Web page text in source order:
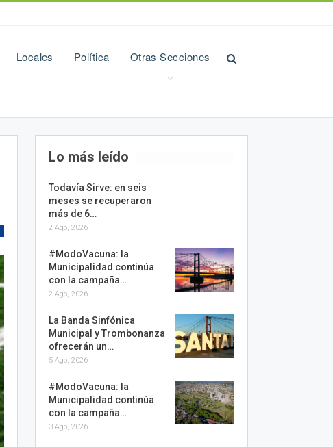
Locales Política Otras Secciones
Lo más leído
Todavía Sirve: en seis
meses se recuperaron
más de 6…
2 Ago, 2026
#ModoVacuna: la
Municipalidad continúa
con la campaña…
2 Ago, 2026
La Banda Sinfónica
Municipal y Trombonanza
ofrecerán un…
5 Ago, 2026
#ModoVacuna: la
Municipalidad continúa
con la campaña…
3 Ago, 2026